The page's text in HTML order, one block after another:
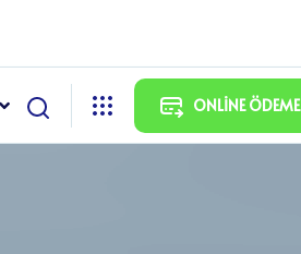
ONLINE ÖDEME